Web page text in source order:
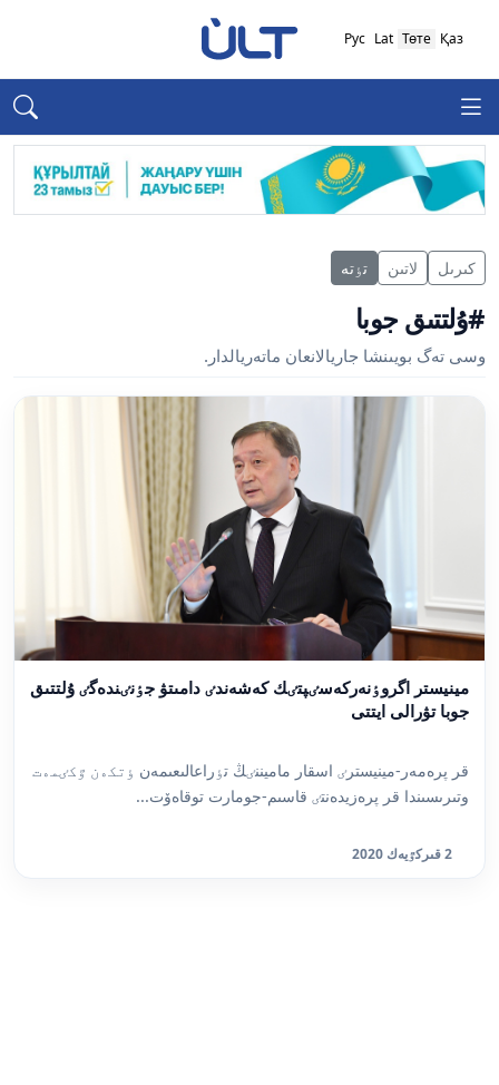
Қаз
Төте
Lat
Рус
كىرىل لاتىن تٶتە
#ۇلتتىق جوبا
وسى تەگ بويىنشا جاريالانعان ماتەريالدار.
مينيستر اگروٶنەركەسٸپتٸك كەشەندٸ دامىتۋ جٶنٸندەگٸ ۇلتتىق
جوبا تۋرالى ايتتى
قر پرەمەر-مينيسترٸ اسقار ماميننٸڭ تٶراعالىعىمەن ٶتكەن ٷكٸمەت
وتىرىسىندا قر پرەزيدەنتٸ قاسىم-جومارت توقاەۆت...
2 قىركٷيەك 2020